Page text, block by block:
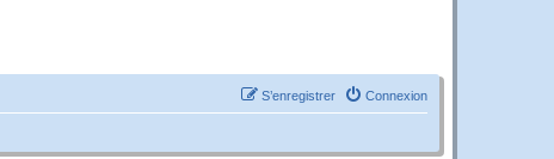
Connexion
S’enregistrer